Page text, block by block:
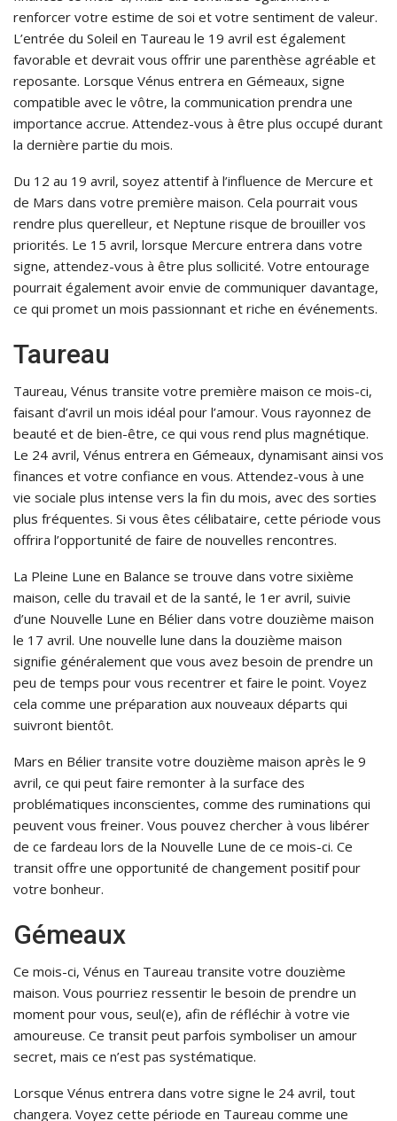
renforcer votre estime de soi et votre sentiment de valeur.
L’entrée du Soleil en Taureau le 19 avril est également
favorable et devrait vous offrir une parenthèse agréable et
reposante. Lorsque Vénus entrera en Gémeaux, signe
compatible avec le vôtre, la communication prendra une
importance accrue. Attendez-vous à être plus occupé durant
la dernière partie du mois.
Du 12 au 19 avril, soyez attentif à l’influence de Mercure et
de Mars dans votre première maison. Cela pourrait vous
rendre plus querelleur, et Neptune risque de brouiller vos
priorités. Le 15 avril, lorsque Mercure entrera dans votre
signe, attendez-vous à être plus sollicité. Votre entourage
pourrait également avoir envie de communiquer davantage,
ce qui promet un mois passionnant et riche en événements.
Taureau
Taureau, Vénus transite votre première maison ce mois-ci,
faisant d’avril un mois idéal pour l’amour. Vous rayonnez de
beauté et de bien-être, ce qui vous rend plus magnétique.
Le 24 avril, Vénus entrera en Gémeaux, dynamisant ainsi vos
finances et votre confiance en vous. Attendez-vous à une
vie sociale plus intense vers la fin du mois, avec des sorties
plus fréquentes. Si vous êtes célibataire, cette période vous
offrira l’opportunité de faire de nouvelles rencontres.
La Pleine Lune en Balance se trouve dans votre sixième
maison, celle du travail et de la santé, le 1er avril, suivie
d’une Nouvelle Lune en Bélier dans votre douzième maison
le 17 avril. Une nouvelle lune dans la douzième maison
signifie généralement que vous avez besoin de prendre un
peu de temps pour vous recentrer et faire le point. Voyez
cela comme une préparation aux nouveaux départs qui
suivront bientôt.
Mars en Bélier transite votre douzième maison après le 9
avril, ce qui peut faire remonter à la surface des
problématiques inconscientes, comme des ruminations qui
peuvent vous freiner. Vous pouvez chercher à vous libérer
de ce fardeau lors de la Nouvelle Lune de ce mois-ci. Ce
transit offre une opportunité de changement positif pour
votre bonheur.
Gémeaux
Ce mois-ci, Vénus en Taureau transite votre douzième
maison. Vous pourriez ressentir le besoin de prendre un
moment pour vous, seul(e), afin de réfléchir à votre vie
amoureuse. Ce transit peut parfois symboliser un amour
secret, mais ce n’est pas systématique.
Lorsque Vénus entrera dans votre signe le 24 avril, tout
changera. Voyez cette période en Taureau comme une